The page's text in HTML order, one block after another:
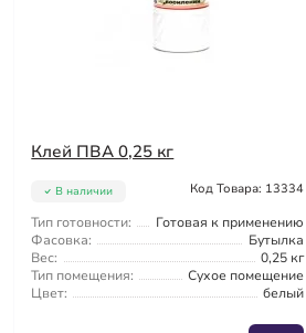
Клей ПВА 0,25 кг
В наличии Код Товара: 13334
Тип готовности:
Готовая к применению
Фасовка:
Бутылка
Вес:
0,25 кг
Тип помещения:
Сухое помещение
Цвет:
белый